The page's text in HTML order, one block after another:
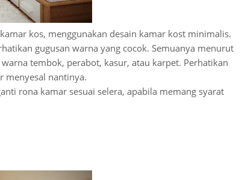
kos, menggunakan desain kamar kost minimalis.
gugusan warna yang cocok. Semuanya menurut
tembok, perabot, kasur, atau karpet. Perhatikan
menyesal nantinya.
rona kamar sesuai selera, apabila memang syarat